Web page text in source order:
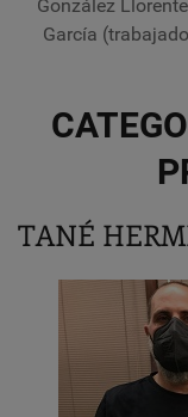
González
García
TANÉ